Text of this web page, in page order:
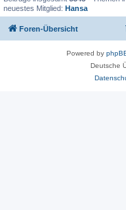
neuestes Mitglied: Hansa
Foren-Übersicht
Powered by
Deutsche